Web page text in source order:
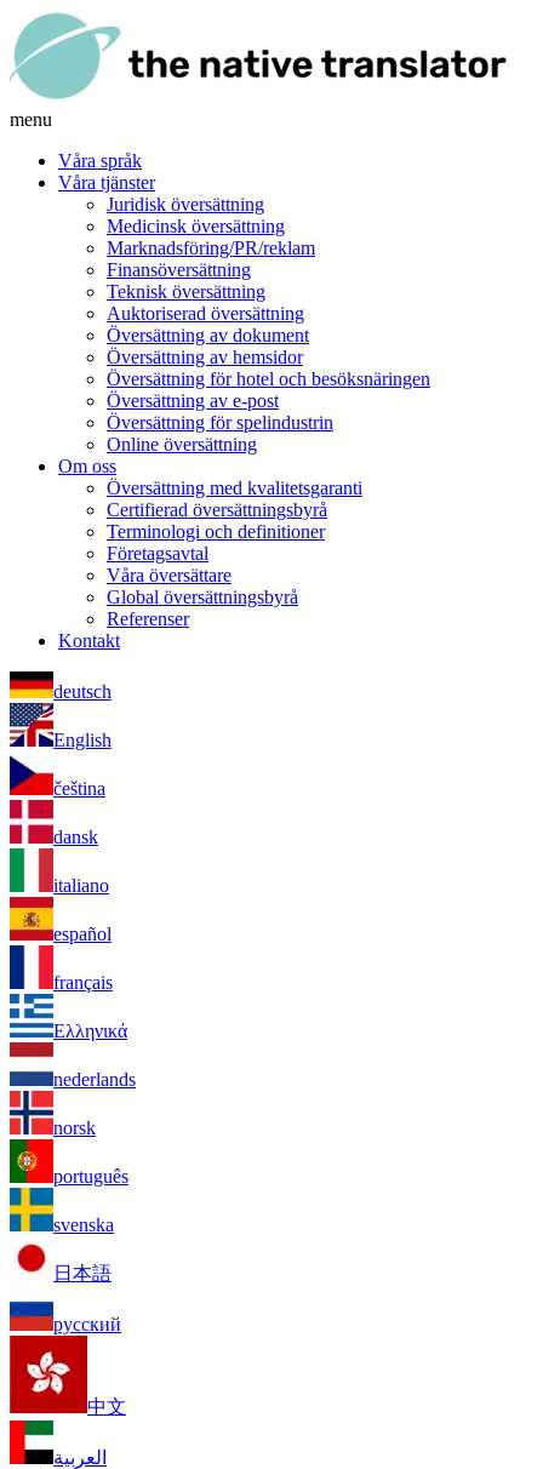
menu
Våra språk
Våra tjänster
Juridisk översättning
Medicinsk översättning
Marknadsföring/PR/reklam
Finansöversättning
Teknisk översättning
Auktoriserad översättning
Översättning av dokument
Översättning av hemsidor
Översättning för hotel och besöksnäringen
Översättning av e-post
Översättning för spelindustrin
Online översättning
Om oss
Översättning med kvalitetsgaranti
Certifierad översättningsbyrå
Terminologi och definitioner
Företagsavtal
Våra översättare
Global översättningsbyrå
Referenser
Kontakt
deutsch
English
čeština
dansk
italiano
español
français
Ελληνικά
nederlands
norsk
português
svenska
日本語
русский
中文
العربية